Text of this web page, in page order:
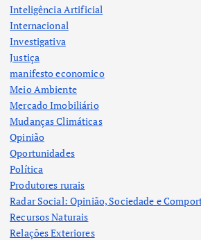
Inteligência Artificial
Internacional
Investigativa
Justiça
manifesto economico
Meio Ambiente
Mercado Imobiliário
Mudanças Climáticas
Opinião
Oportunidades
Política
Produtores rurais
Radar Social: Opinião, Sociedade e
Recursos Naturais
Relações Exteriores